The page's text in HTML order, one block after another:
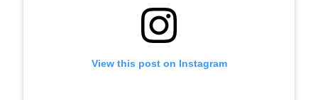
View this post on Instagram